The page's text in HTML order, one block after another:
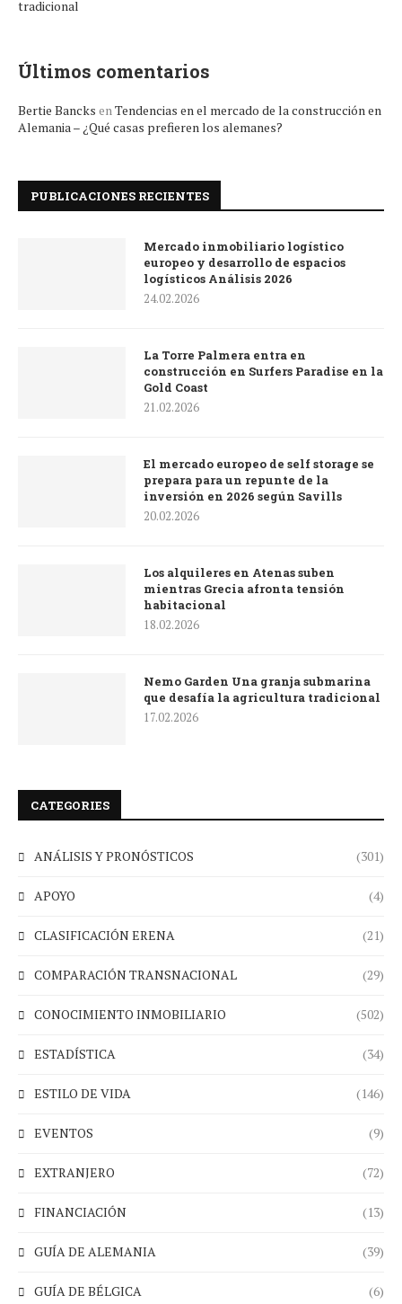
tradicional
Últimos comentarios
Bertie Bancks enTendencias en el mercado de la construcción en
Alemania – ¿Qué casas prefieren los alemanes?
PUBLICACIONES RECIENTES
Mercado inmobiliario logístico
europeo y desarrollo de espacios
logísticos Análisis 2026
24.02.2026
La Torre Palmera entra en
construcción en Surfers Paradise en la
Gold Coast
21.02.2026
El mercado europeo de self storage se
prepara para un repunte de la
inversión en 2026 según Savills
20.02.2026
Los alquileres en Atenas suben
mientras Grecia afronta tensión
habitacional
18.02.2026
Nemo Garden Una granja submarina
que desafía la agricultura tradicional
17.02.2026
CATEGORIES
ANÁLISIS Y PRONÓSTICOS (301)
APOYO (4)
CLASIFICACIÓN ERENA (21)
COMPARACIÓN TRANSNACIONAL (29)
CONOCIMIENTO INMOBILIARIO (502)
ESTADÍSTICA (34)
ESTILO DE VIDA (146)
EVENTOS (9)
EXTRANJERO (72)
FINANCIACIÓN (13)
GUÍA DE ALEMANIA (39)
GUÍA DE BÉLGICA (6)